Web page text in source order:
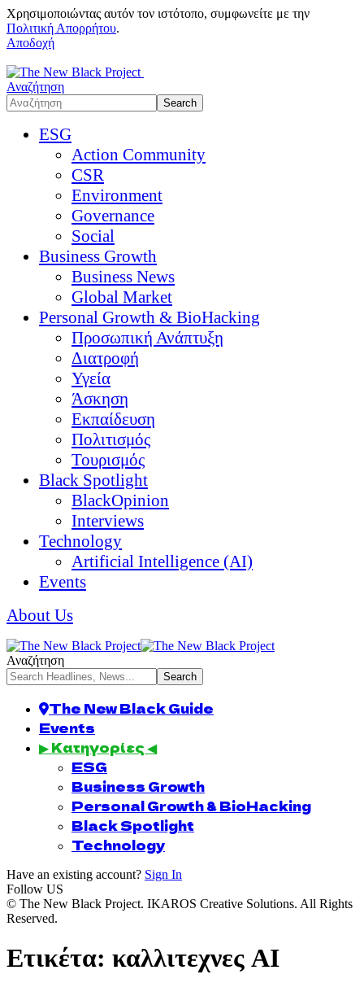
Χρησιμοποιώντας αυτόν τον ιστότοπο, συμφωνείτε με την
Πολιτική Απορρήτου.
Αποδοχή
Αναζήτηση
ESG
Action Community
CSR
Environment
Governance
Social
Business Growth
Business News
Global Market
Personal Growth & BioHacking
Προσωπική Ανάπτυξη
Διατροφή
Υγεία
Άσκηση
Εκπαίδευση
Πολιτισμός
Τουρισμός
Black Spotlight
BlackOpinion
Interviews
Technology
Artificial Intelligence (AI)
Events
About Us
Αναζήτηση
The New Black Guide
Events
▶ Κατηγορίες ◀
ESG
Business Growth
Personal Growth & BioHacking
Black Spotlight
Technology
Have an existing account? Sign In
Follow US
© The New Black Project. IKAROS Creative Solutions. All Rights
Reserved.
Ετικέτα: καλλιτεχνες AI